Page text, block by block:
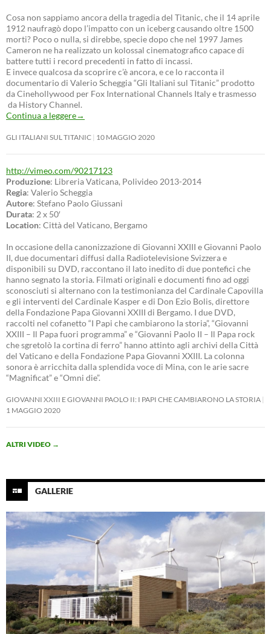
Cosa non sappiamo ancora della tragedia del Titanic, che il 14 aprile
1912 naufragò dopo l’impatto con un iceberg causando oltre 1500
morti? Poco o nulla, si direbbe, specie dopo che nel 1997 James
Cameron ne ha realizzato un kolossal cinematografico capace di
battere tutti i record precedenti in fatto di incassi.
E invece qualcosa da scoprire c’è ancora, e ce lo racconta il
documentario di Valerio Scheggia “Gli Italiani sul Titanic” prodotto
da Cinehollywood per Fox International Channels Italy e trasmesso
da History Channel.
Continua a leggere→
GLI ITALIANI SUL TITANIC 10 MAGGIO 2020
http://vimeo.com/90217123
Produzione: Libreria Vaticana, Polivideo 2013-2014
Regia: Valerio Scheggia
Autore: Stefano Paolo Giussani
Durata: 2 x 50′
Location: Città del Vaticano, Bergamo
In occasione della canonizzazione di Giovanni XXIII e Giovanni Paolo
II, due documentari diffusi dalla Radiotelevisione Svizzera e
disponibili su DVD, raccontano il lato inedito di due pontefici che
hanno segnato la storia. Filmati originali e documenti fino ad oggi
sconosciuti si alternano con la testimonianza del Cardinale Capovilla
e gli interventi del Cardinale Kasper e di Don Ezio Bolis, direttore
della Fondazione Papa Giovanni XXIII di Bergamo. I due DVD,
raccolti nel cofanetto “I Papi che cambiarono la storia”, “Giovanni
XXIII – Il Papa fuori programma” e “Giovanni Paolo II – Il Papa rock
che sgretolò la cortina di ferro” hanno attinto agli archivi della Città
del Vaticano e della Fondazione Papa Giovanni XXIII. La colonna
sonora è arricchita dalla splendida voce di Mina, con le arie sacre
“Magnificat” e “Omni die”.
GIOVANNI XXIII E GIOVANNI PAOLO II: I PAPI CHE CAMBIARONO LA STORIA
1 MAGGIO 2020
ALTRI VIDEO →
GALLERIE